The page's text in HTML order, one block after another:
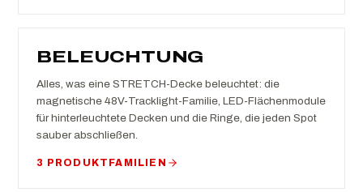
BELEUCHTUNG
Alles, was eine STRETCH-Decke beleuchtet: die
magnetische 48V-Tracklight-Familie, LED-Flächenmodule
für hinterleuchtete Decken und die Ringe, die jeden Spot
sauber abschließen.
3 PRODUKTFAMILIEN